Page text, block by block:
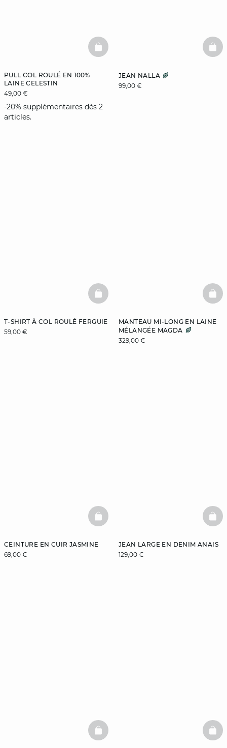
PULL COL ROULÉ EN 100%
LAINE CELESTIN
49,00 €
-20% supplémentaires dès 2
articles.
BASKETFULL
JEAN NALLA
99,00 €
T-SHIRT À COL ROULÉ FERGUIE
59,00 €
BASKETFULL
MANTEAU MI-LONG EN LAINE
MÉLANGÉE MAGDA
329,00 €
CEINTURE EN CUIR JASMINE
69,00 €
BASKETFULL
JEAN LARGE EN DENIM ANAIS
129,00 €
BASKETFULL